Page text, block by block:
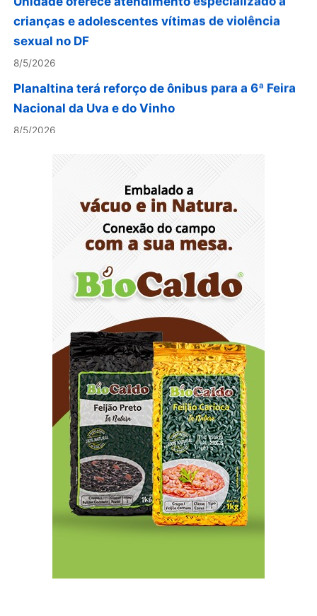
sexual no DF
8/5/2026
Planaltina terá reforço de ônibus para a 6ª Feira
Nacional da Uva e do Vinho
8/5/2026
Endereços em Planaltina terão o fornecimento
de energia interrompido nesta quinta-feira (6)
8/5/2026
Lactário do Hospital de Base garante
alimentação segura e personalizada aos
pacientes
Agosto Lilás reforça orientação sobre direitos e
canais de proteção às mulheres
8/5/2026
Anvisa propõe atualizar as normas da
propaganda de alimentos e de medicamentos
PL quer assegurar direito ao voto de agentes de
segurança escalados no dia da eleição
Sala de Concerto, da Rádio MEC, celebra
Radamés Gnattali nesta sexta (7)